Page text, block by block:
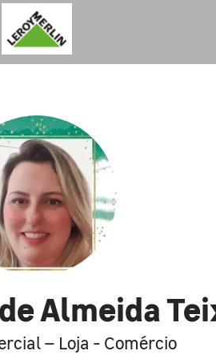
Almeida
– Loja - Comércio